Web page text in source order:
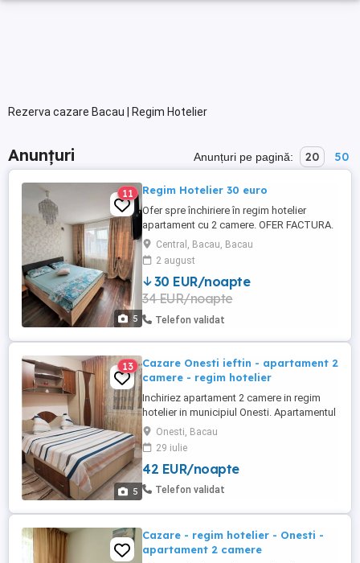
Rezerva cazare Bacau | Regim Hotelier
Anunțuri Anunțuri pe pagină: 20 50
5
11 Regim Hotelier 30 euro
Ofer spre închiriere în regim hotelier
apartament cu 2 camere. OFER FACTURA.
- Apartamentul este situat în centrul
orașului pe str 9 Mai nr. 52 (față în față cu
BCR central), fiind mobilat și utilat complet
cu o suprafață utila de 66 m . - Preț 160 de
lei pe zi pentru 1 persoana și are o ...
Central, Bacau, Bacau
2 august
30 EUR/noapte
34 EUR/noapte
Telefon validat
5
13
Cazare Onesti ieftin - apartament 2
camere - regim hotelier
Inchiriez apartament 2 camere in regim
hotelier in municipiul Onesti. Apartamentul
este proaspat renovat, mobilat, utilat,
internet, cablu tv, microunde, espresor, fier
de călcat, etc. Apartamentul se inchiriaza
oricaror categorii de doritori. Exclus
ESCORTE sau PETRECERI Pret 220 lei zi -
Onesti, Bacau
29 iulie
42 EUR/noapte
Telefon validat
Cazare - regim hotelier - Onesti -
apartament 2 camere